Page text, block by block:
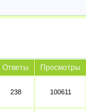
Ответы Просмотры
238 100611